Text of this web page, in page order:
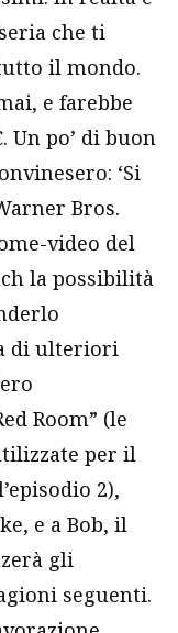
che ti
il mondo.
e farebbe
Un po’ di buon
‘Si
Bros.
video del
la possibilità
di ulteriori
Room” (le
per il
2),
e a Bob, il
gli
seguenti.